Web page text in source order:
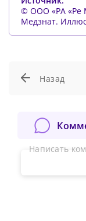
© ООО «РА «Ре
Медзнат.
Назад
Написать